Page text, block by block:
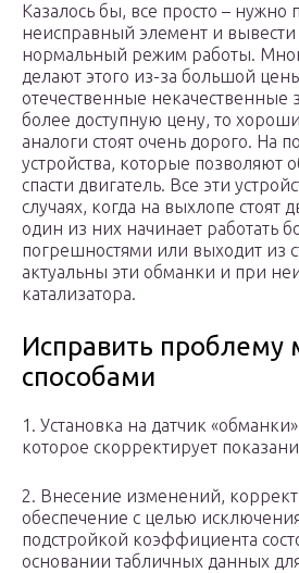
Казалось бы, все просто – нужно
неисправный элемент и вывести
нормальный режим работы.
делают этого из-за большой
отечественные некачественные
более доступную цену, то
аналоги стоят очень дорого. На
устройства, которые позволяют
спасти двигатель. Все эти
случаях, когда на выхлопе стоят
один из них начинает работать
погрешностями или выходит из
актуальны эти обманки и при
катализатора.
Исправить проблему
способами
1. Установка на датчик
которое скорректирует
2. Внесение изменений,
обеспечение с целью
подстройкой коэффициента
основании табличных данных